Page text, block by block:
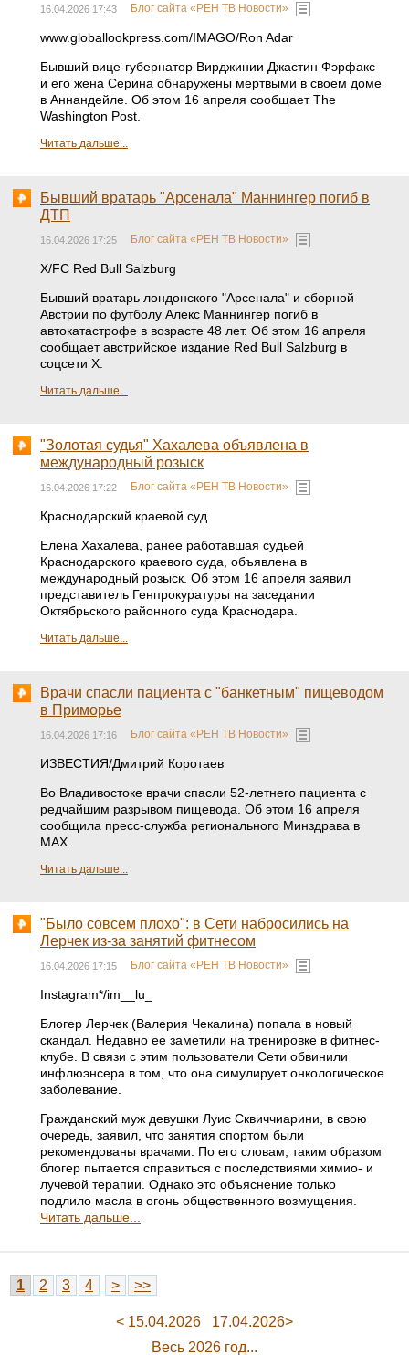
16.04.2026 17:43 Блог сайта «РЕН ТВ Новости»
www.globallookpress.com/IMAGO/Ron Adar
Бывший вице-губернатор Вирджинии Джастин Фэрфакс
и его жена Серина обнаружены мертвыми в своем доме
в Аннандейле. Об этом 16 апреля сообщает The
Washington Post.
Читать дальше...
Бывший вратарь "Арсенала" Маннингер погиб в
ДТП
16.04.2026 17:25 Блог сайта «РЕН ТВ Новости»
X/FC Red Bull Salzburg
Бывший вратарь лондонского "Арсенала" и сборной
Австрии по футболу Алекс Маннингер погиб в
автокатастрофе в возрасте 48 лет. Об этом 16 апреля
сообщает австрийское издание Red Bull Salzburg в
соцсети Х.
Читать дальше...
"Золотая судья" Хахалева объявлена в
международный розыск
16.04.2026 17:22 Блог сайта «РЕН ТВ Новости»
Краснодарский краевой суд
Елена Хахалева, ранее работавшая судьей
Краснодарского краевого суда, объявлена в
международный розыск. Об этом 16 апреля заявил
представитель Генпрокуратуры на заседании
Октябрьского районного суда Краснодара.
Читать дальше...
Врачи спасли пациента с "банкетным" пищеводом
в Приморье
16.04.2026 17:16 Блог сайта «РЕН ТВ Новости»
ИЗВЕСТИЯ/Дмитрий Коротаев
Во Владивостоке врачи спасли 52-летнего пациента с
редчайшим разрывом пищевода. Об этом 16 апреля
сообщила пресс-служба регионального Минздрава в
MAX.
Читать дальше...
"Было совсем плохо": в Сети набросились на
Лерчек из-за занятий фитнесом
16.04.2026 17:15 Блог сайта «РЕН ТВ Новости»
Instagram*/im__lu_
Блогер Лерчек (Валерия Чекалина) попала в новый
скандал. Недавно ее заметили на тренировке в фитнес-
клубе. В связи с этим пользователи Сети обвинили
инфлюэнсера в том, что она симулирует онкологическое
заболевание.
Гражданский муж девушки Луис Сквиччиарини, в свою
очередь, заявил, что занятия спортом были
рекомендованы врачами. По его словам, таким образом
блогер пытается справиться с последствиями химио- и
лучевой терапии. Однако это объяснение только
подлило масла в огонь общественного возмущения.
Читать дальше...
1 2 3 4 > >>
< 15.04.2026
17.04.2026>
Весь 2026 год...